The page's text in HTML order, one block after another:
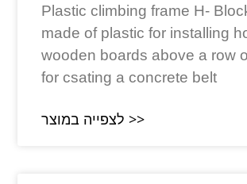
Plastic climbing frame H-
made of plastic for installing
wooden boards above a row
for csating a concrete belt
לצפייה במוצר >>